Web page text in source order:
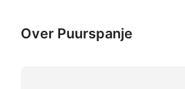
Over Puurspanje